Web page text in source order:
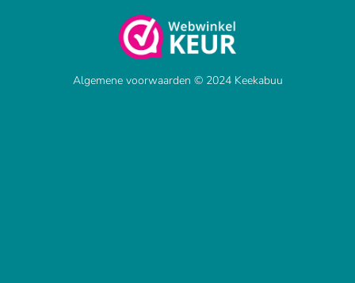
Algemene voorwaarden © 2024 Keekabuu